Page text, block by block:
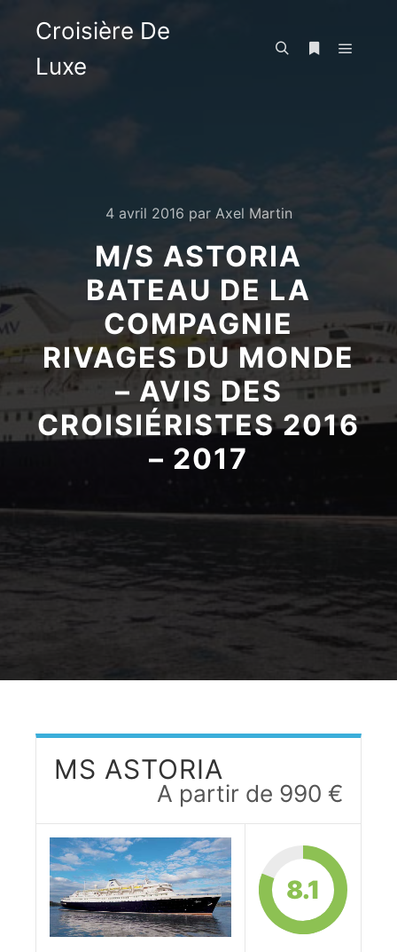
Croisière De
Luxe
4 avril 2016 par Axel Martin
M/S ASTORIA
BATEAU DE LA
COMPAGNIE
RIVAGES DU MONDE
– AVIS DES
CROISIÉRISTES 2016
– 2017
MS ASTORIA
A partir de 990 €
8.1